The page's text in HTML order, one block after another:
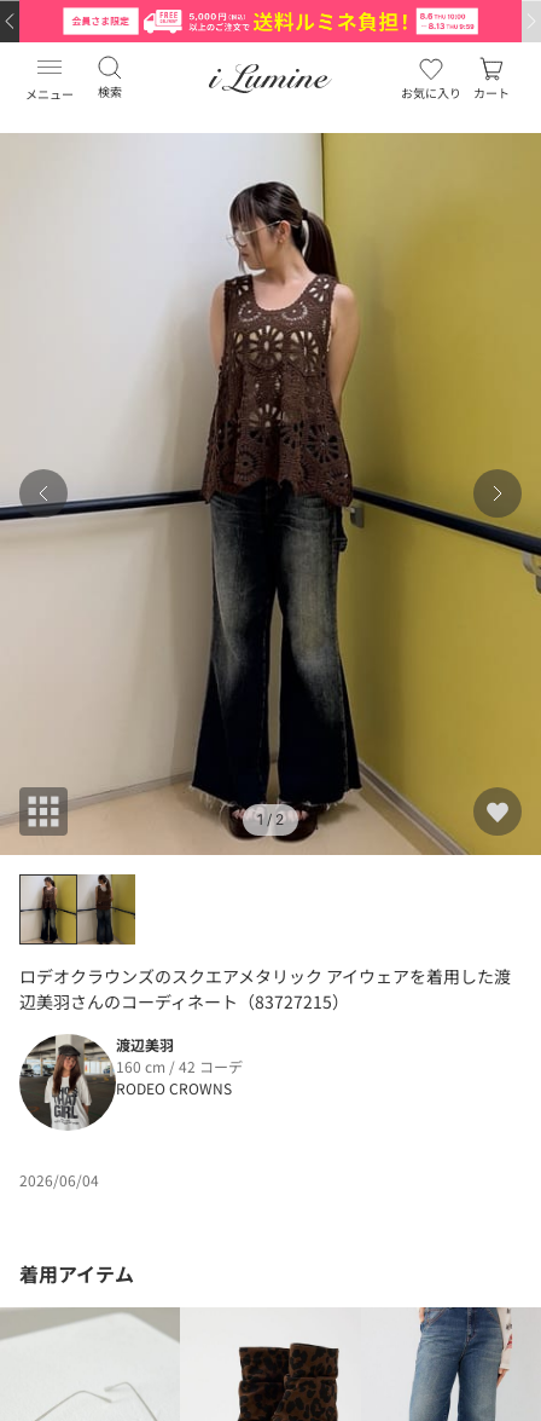
メニュー 検索 お気に入り カート
1 / 2
ロデオクラウンズのスクエアメタリック アイウェアを着用した渡
辺美羽さんのコーディネート（83727215）
渡辺美羽
160 cm / 42 コーデ
RODEO CROWNS
2026/06/04
着用アイテム